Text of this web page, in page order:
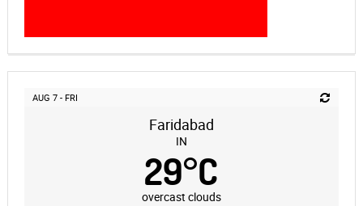
AUG 7 - FRI
Faridabad
IN
29°C
overcast clouds